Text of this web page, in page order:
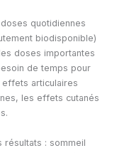
quotidiennes
biodisponible)
doses importantes
de temps pour
articulaires
les effets cutanés
: sommeil